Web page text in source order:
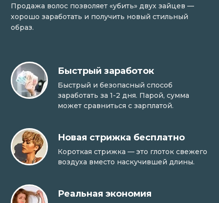
Продажа волос позволяет «убить» двух зайцев —
хорошо заработать и получить новый стильный
образ.
Быстрый заработок
Быстрый и безопасный способ
заработать за 1-2 дня. Парой, сумма
может сравниться с зарплатой.
Новая стрижка бесплатно
Короткая стрижка — это глоток свежего
воздуха вместо наскучившей длины.
Реальная экономия